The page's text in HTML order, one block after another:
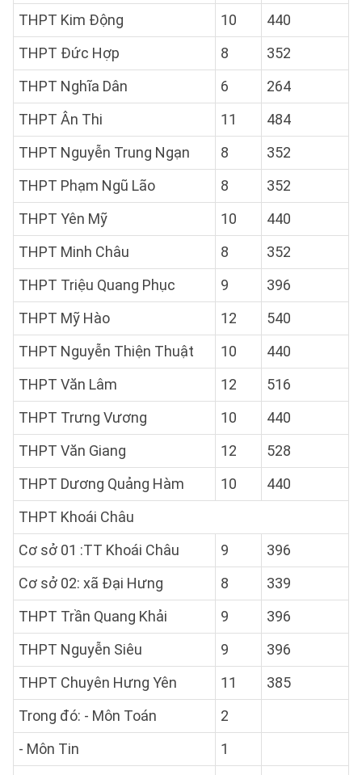
THPT Kim Động
10
440
THPT Đức Hợp
8
352
THPT Nghĩa Dân
6
264
THPT Ân Thi
11
484
THPT Nguyễn Trung Ngạn
8
352
THPT Phạm Ngũ Lão
8
352
THPT Yên Mỹ
10
440
THPT Minh Châu
8
352
THPT Triệu Quang Phục
9
396
THPT Mỹ Hào
12
540
THPT Nguyễn Thiện Thuật
10
440
THPT Văn Lâm
12
516
THPT Trưng Vương
10
440
THPT Văn Giang
12
528
THPT Dương Quảng Hàm
10
440
THPT Khoái Châu
Cơ sở 01 :TT Khoái Châu
9
396
Cơ sở 02: xã Đại Hưng
8
339
THPT Trần Quang Khải
9
396
THPT Nguyễn Siêu
9
396
THPT Chuyên Hưng Yên
11
385
Trong đó: - Môn Toán
2
- Môn Tin
1